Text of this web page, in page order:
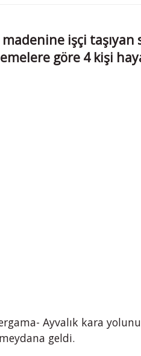
işçi taşıyan
göre 4 kişi
Ayvalık kara
geldi.